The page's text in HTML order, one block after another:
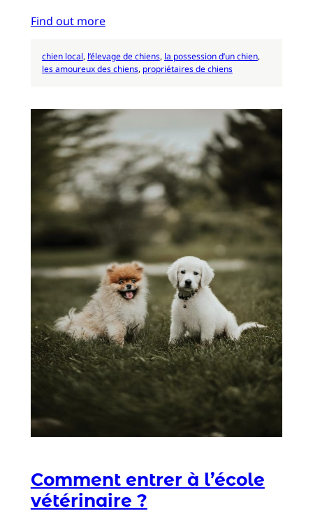
Find out more
chien local, l’élevage de chiens, la possession d’un chien
les amoureux des chiens, propriétaires de chiens
Comment entrer à l’école
vétérinaire ?